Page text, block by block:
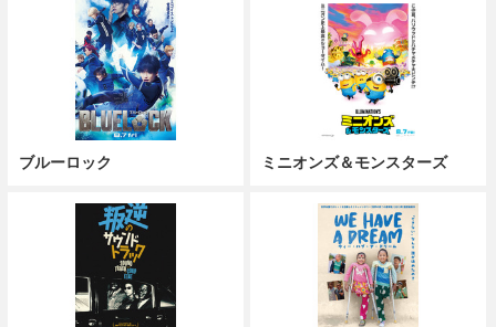
ブルーロック ミニオンズ＆モンスターズ